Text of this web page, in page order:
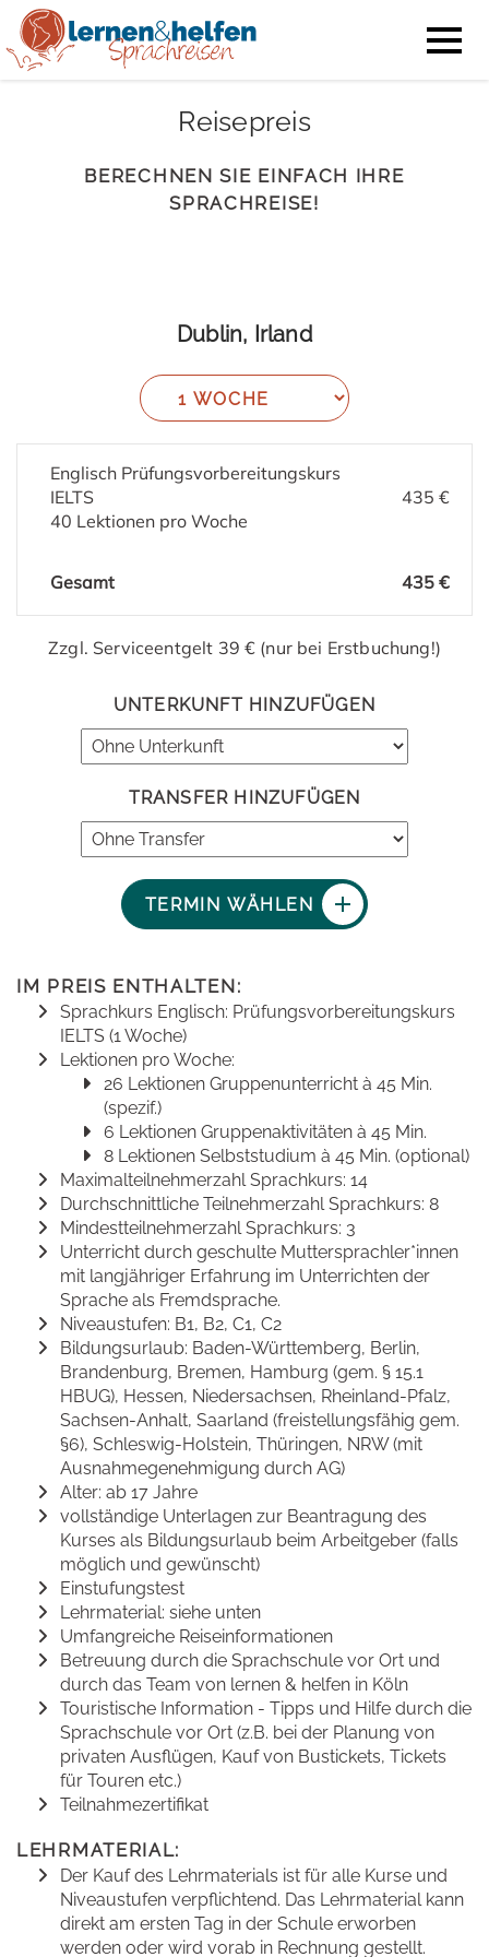
Reisepreis
BERECHNEN SIE EINFACH IHRE
SPRACHREISE!
Dublin, Irland
Englisch Prüfungsvorbereitungskurs
IELTS
40 Lektionen pro Woche
435 €
Gesamt 435 €
Zzgl. Serviceentgelt 39 € (nur bei Erstbuchung!)
UNTERKUNFT HINZUFÜGEN
TRANSFER HINZUFÜGEN
TERMIN WÄHLEN
IM PREIS ENTHALTEN:
Sprachkurs Englisch: Prüfungsvorbereitungskurs
IELTS (1 Woche)
Lektionen pro Woche:
26 Lektionen Gruppenunterricht à 45 Min.
(spezif.)
6 Lektionen Gruppenaktivitäten à 45 Min.
8 Lektionen Selbststudium à 45 Min. (optional)
Maximalteilnehmerzahl Sprachkurs: 14
Durchschnittliche Teilnehmerzahl Sprachkurs: 8
Mindestteilnehmerzahl Sprachkurs: 3
Unterricht durch geschulte Muttersprachler*innen
mit langjähriger Erfahrung im Unterrichten der
Sprache als Fremdsprache.
Niveaustufen: B1, B2, C1, C2
Bildungsurlaub: Baden-Württemberg, Berlin,
Brandenburg, Bremen, Hamburg (gem. § 15.1
HBUG), Hessen, Niedersachsen, Rheinland-Pfalz,
Sachsen-Anhalt, Saarland (freistellungsfähig gem.
§6), Schleswig-Holstein, Thüringen, NRW (mit
Ausnahmegenehmigung durch AG)
Alter: ab 17 Jahre
vollständige Unterlagen zur Beantragung des
Kurses als Bildungsurlaub beim Arbeitgeber (falls
möglich und gewünscht)
Einstufungstest
Lehrmaterial: siehe unten
Umfangreiche Reiseinformationen
Betreuung durch die Sprachschule vor Ort und
durch das Team von lernen & helfen in Köln
Touristische Information - Tipps und Hilfe durch die
Sprachschule vor Ort (z.B. bei der Planung von
privaten Ausflügen, Kauf von Bustickets, Tickets
für Touren etc.)
Teilnahmezertifikat
LEHRMATERIAL:
Der Kauf des Lehrmaterials ist für alle Kurse und
Niveaustufen verpflichtend. Das Lehrmaterial kann
direkt am ersten Tag in der Schule erworben
werden oder wird vorab in Rechnung gestellt.